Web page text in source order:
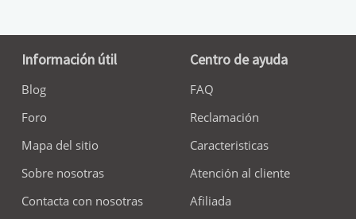
Información útil
Blog
Foro
Mapa del sitio
Sobre nosotras
Contacta con nosotras
Centro de ayuda
FAQ
Reclamación
Caracteristicas
Atención al cliente
Afiliada